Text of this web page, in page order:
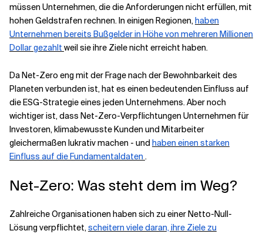
müssen Unternehmen, die die Anforderungen nicht erfüllen, mit
hohen Geldstrafen rechnen. In einigen Regionen,haben
Unternehmen bereits Bußgelder in Höhe von mehreren Millionen
Dollar gezahlt weil sie ihre Ziele nicht erreicht haben.
Da Net-Zero eng mit der Frage nach der Bewohnbarkeit des
Planeten verbunden ist, hat es einen bedeutenden Einfluss auf
die ESG-Strategie eines jeden Unternehmens. Aber noch
wichtiger ist, dass Net-Zero-Verpflichtungen Unternehmen für
Investoren, klimabewusste Kunden und Mitarbeiter
gleichermaßen lukrativ machen - und haben einen starken
Einfluss auf die Fundamentaldaten .
Net-Zero: Was steht dem im Weg?
Zahlreiche Organisationen haben sich zu einer Netto-Null-
Lösung verpflichtet,scheitern viele daran, ihre Ziele zu